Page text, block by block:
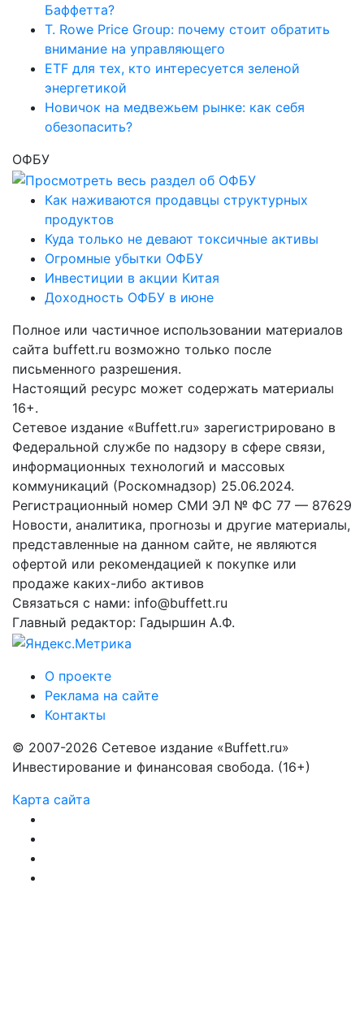
Баффетта?
T. Rowe Price Group: почему стоит обратить
внимание на управляющего
ETF для тех, кто интересуется зеленой
энергетикой
Новичок на медвежьем рынке: как себя
обезопасить?
ОФБУ
Как наживаются продавцы структурных
продуктов
Куда только не девают токсичные активы
Огромные убытки ОФБУ
Инвестиции в акции Китая
Доходность ОФБУ в июне
Полное или частичное использовании материалов
сайта buffett.ru возможно только после
письменного разрешения.
Настоящий ресурс может содержать материалы
16+.
Сетевое издание «Buffett.ru» зарегистрировано в
Федеральной службе по надзору в сфере связи,
информационных технологий и массовых
коммуникаций (Роскомнадзор) 25.06.2024.
Регистрационный номер СМИ ЭЛ № ФС 77 — 87629
Новости, аналитика, прогнозы и другие материалы,
представленные на данном сайте, не являются
офертой или рекомендацией к покупке или
продаже каких-либо активов
Связаться с нами: info@buffett.ru
Главный редактор: Гадыршин А.Ф.
О проекте
Реклама на сайте
Контакты
© 2007-2026 Сетевое издание «Buffett.ru»
Инвестирование и финансовая свобода. (16+)
Карта сайта